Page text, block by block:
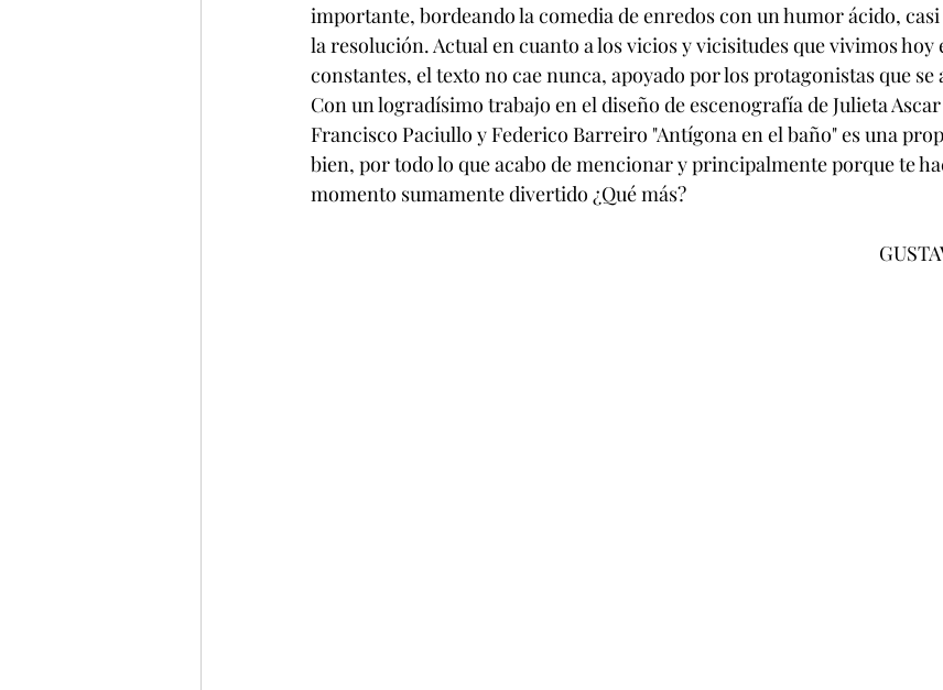
importante, bordeando la comedia de enredos con un humor ácido,
la resolución. Actual en cuanto a los vicios y vicisitudes que vivimos hoy
constantes, el texto no cae nunca, apoyado por los protagonistas que se
Con un logradísimo trabajo en el diseño de escenografía de Julieta
Francisco Paciullo y Federico Barreiro "Antígona en el baño" es una
bien, por todo lo que acabo de mencionar y principalmente porque te
momento sumamente divertido ¿Qué más?